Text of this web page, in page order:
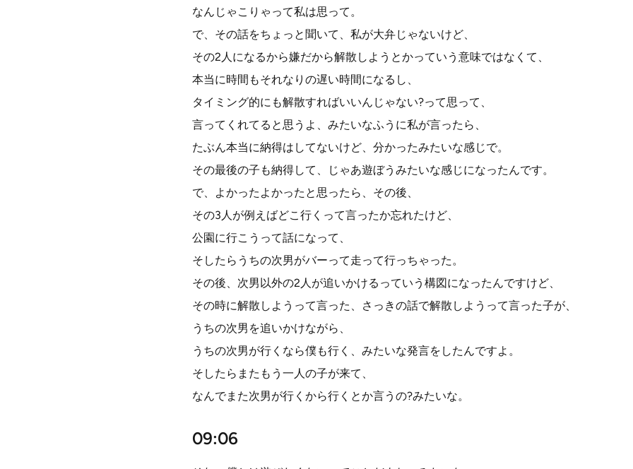
なんじゃこりゃって私は思って。
で、その話をちょっと聞いて、私が大弁じゃないけど、
その2人になるから嫌だから解散しようとかっていう意味ではなくて、
本当に時間もそれなりの遅い時間になるし、
タイミング的にも解散すればいいんじゃない?って思って、
言ってくれてると思うよ、みたいなふうに私が言ったら、
たぶん本当に納得はしてないけど、分かったみたいな感じで。
その最後の子も納得して、じゃあ遊ぼうみたいな感じになったんです。
で、よかったよかったと思ったら、その後、
その3人が例えばどこ行くって言ったか忘れたけど、
公園に行こうって話になって、
そしたらうちの次男がバーって走って行っちゃった。
その後、次男以外の2人が追いかけるっていう構図になったんですけど、
その時に解散しようって言った、さっきの話で解散しようって言った子が、
うちの次男を追いかけながら、
うちの次男が行くなら僕も行く、みたいな発言をしたんですよ。
そしたらまたもう一人の子が来て、
なんでまた次男が行くから行くとか言うの?みたいな。
09:06